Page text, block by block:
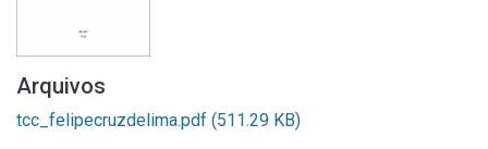
Arquivos
tcc_felipecruzdelima.pdf (511.29 KB)